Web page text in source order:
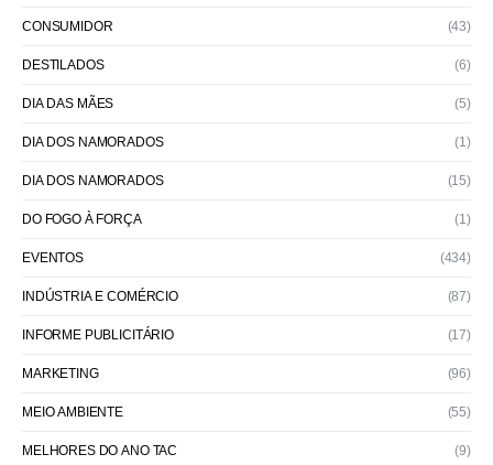
CONSUMIDOR (43)
DESTILADOS (6)
DIA DAS MÃES (5)
DIA DOS NAMORADOS (1)
DIA DOS NAMORADOS (15)
DO FOGO À FORÇA (1)
EVENTOS (434)
INDÚSTRIA E COMÉRCIO (87)
INFORME PUBLICITÁRIO (17)
MARKETING (96)
MEIO AMBIENTE (55)
MELHORES DO ANO TAC (9)